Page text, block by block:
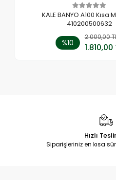
KALE BANYO A100 Kısa
410200500632
%10
2.000,00
1.810,00
Hızlı
Siparişleriniz en kısa